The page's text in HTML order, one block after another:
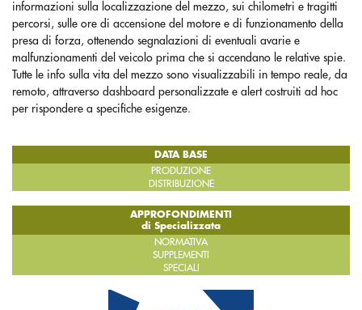
informazioni sulla localizzazione del mezzo, sui chilometri e tragitti
percorsi, sulle ore di accensione del motore e di funzionamento della
presa di forza, ottenendo segnalazioni di eventuali avarie e
malfunzionamenti del veicolo prima che si accendano le relative spie.
Tutte le info sulla vita del mezzo sono visualizzabili in tempo reale, da
remoto, attraverso dashboard personalizzate e alert costruiti ad hoc
per rispondere a specifiche esigenze.
DATA BASE
PRODUZIONE
DISTRIBUZIONE
APPROFONDIMENTI
di Specializzata
NORMATIVA
SUPPLEMENTI
SPECIALI